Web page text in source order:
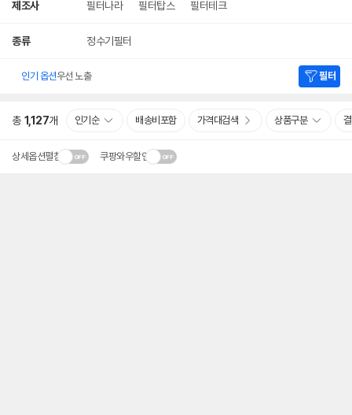
제조사 필터나라 필터탑스 필터테크
종류 정수기필터
인기 옵션우선 노출 필터
총 1,127개 인기순 배송비포함 가격대검색 상품구분
상세옵션펼침 쿠팡와우할인